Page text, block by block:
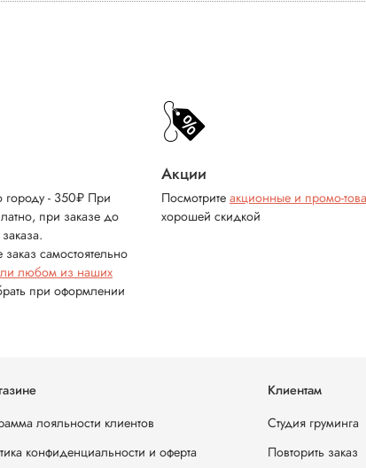
городу - 350₽ При
при заказе до
самостоятельно
любом из наших
при оформлении
Акции
Посмотрите акционные и промо-
хорошей скидкой
лояльности клиентов
конфиденциальности и оферта
Клиентам
Студия груминга
Повторить заказ